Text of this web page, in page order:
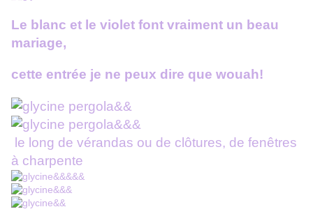
Le blanc et le violet font vraiment un beau
mariage,
cette entrée je ne peux dire que wouah!
le long de vérandas ou de clôtures, de fenêtres
à charpente